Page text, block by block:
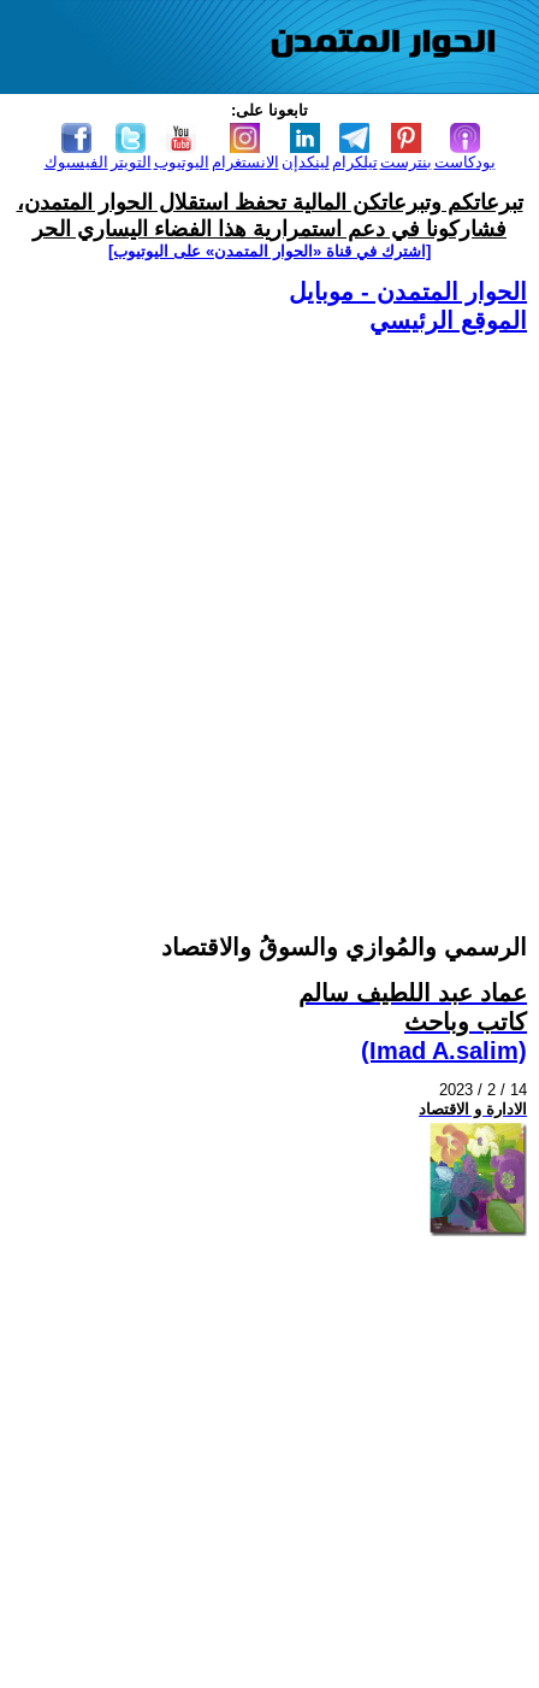
تابعونا على:
الفيسبوك التويتر اليوتيوب الانستغرام لينكدإن تيلكرامبنترست بودكاست
تبرعاتكم وتبرعاتكن المالية تحفظ استقلال الحوار المتمدن،
فشاركونا في دعم استمرارية هذا الفضاء اليساري الحر
[اشترك في قناة ‫«الحوار المتمدن» على اليوتيوب]
الحوار المتمدن - موبايل
الموقع الرئيسي
الرسمي والمُوازي والسوقُ والاقتصاد
عماد عبد اللطيف سالم
كاتب وباحث
(Imad A.salim)
2023 / 2 / 14
الادارة و الاقتصاد